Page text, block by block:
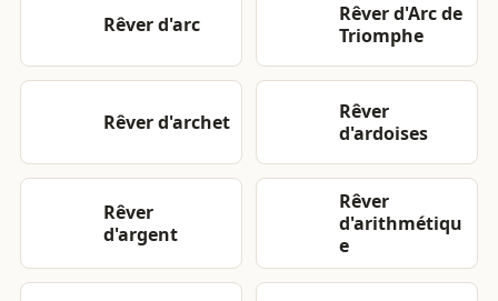
Rêver d'arc
Rêver d'Arc de
Triomphe
Rêver d'archet
Rêver
d'ardoises
Rêver
d'argent
Rêver
d'arithmétiqu
e